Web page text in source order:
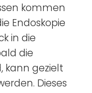
kommen
Endoskopie
in die
die
kann gezielt
Dieses